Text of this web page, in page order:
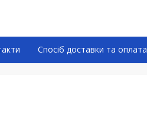
Спосіб доставки та оплата